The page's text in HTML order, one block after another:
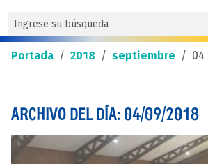
Portada / 2018 / septiembre / 04
ARCHIVO DEL DÍA: 04/09/2018